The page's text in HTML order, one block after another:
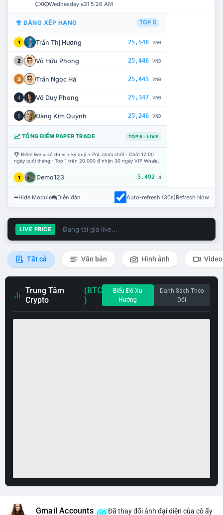
0 Wednesday a31 5:26 AM
BẢNG XẾP HẠNG TOP 5
1 Trần Thị Hương 25,548 VNĐ
2 Võ Hữu Phong 25,446 VNĐ
3 Trần Ngọc Hà 25,445 VNĐ
4 Võ Duy Phong 25,347 VNĐ
5 Đặng Kim Quỳnh 25,246 VNĐ
TỔNG ĐIỂM PAPER TRADE TOP 5 · LIVE
Điểm live = số dư ví + ký quỹ + PnL chưa chốt · Chốt 12:00
ngày cuối tháng · Top 1 trên 20.000 đ nhận 30 ngày VIP Whale.
1 Demo123 5.492 đ
Hide Module Diễn đàn Auto-refresh (30s)Refresh Now
LIVE PRICE Đang tải giá live...
Tất cả Văn bản Hình ảnh Video
Trung Tâm
Crypto
(BTC
)
Biểu Đồ Xu
Hướng
Danh Sách Theo
Dõi
Gmail Accounts Đã thay đổi ảnh đại diện của cô ấy